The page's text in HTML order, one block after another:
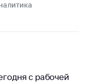
с рабочей